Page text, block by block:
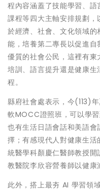
程內容涵蓋了技能學習、
課程等四大主軸安排規劃
於經濟、社會、文化領域
能，培養第二專長以促進
優質的社會公民，這裡有
培訓、語言提升還是健康
程。
縣府社會處表示，今(113)
軟MOCC證照班，可以學
也有生活日語會話和美語
擇；有感現代人對健康生
統醫學科顏慶仁醫師教授
教醫院李欣容營養師以健康
此外，搭上最夯 AI 學習領